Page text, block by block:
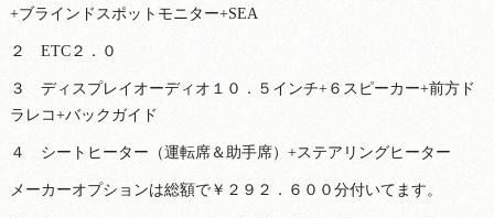
+ブラインドスポットモニター+SEA
２ ETC２．０
３ ディスプレイオーディオ１０．５インチ+６スピーカー+前方ド
ラレコ+バックガイド
４ シートヒーター（運転席＆助手席）+ステアリングヒーター
メーカーオプションは総額で￥２９２．６００分付いてます。